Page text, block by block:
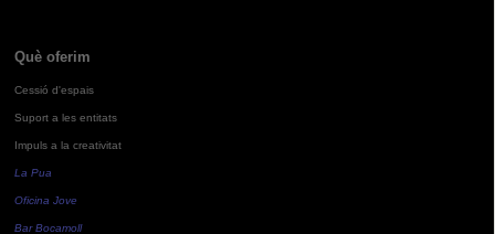
Què oferim
Cessió d'espais
Suport a les entitats
Impuls a la creativitat
La Pua
Oficina Jove
Bar Bocamoll